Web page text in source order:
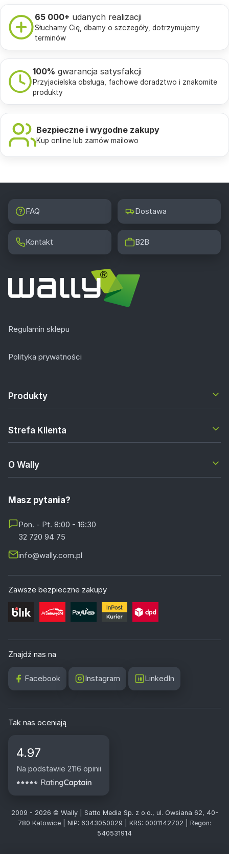
65 000+ udanych realizacji
Słuchamy Cię, dbamy o szczegóły, dotrzymujemy
terminów
100% gwarancja satysfakcji
Przyjacielska obsługa, fachowe doradztwo i znakomite
produkty
Bezpieczne i wygodne zakupy
Kup online lub zamów mailowo
FAQ Dostawa
Kontakt B2B
Regulamin sklepu
Polityka prywatności
Produkty
Strefa Klienta
O Wally
Masz pytania?
Pon. - Pt. 8:00 - 16:30
32 720 94 75
info@wally.com.pl
Zawsze bezpieczne zakupy
Znajdź nas na
Facebook Instagram LinkedIn
Tak nas oceniają
4.97
Na podstawie 2116 opinii
2009 - 2026 © Wally | Satto Media Sp. z o.o., ul. Owsiana 62, 40-
780 Katowice | NIP: 6343050029 | KRS: 0001142702 | Regon:
540531914